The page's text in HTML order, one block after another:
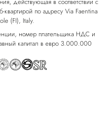
квартирой по адресу Via Faentina
(FI), Italy.
номер плательщика НДС и
капитал в евро 3.000.000